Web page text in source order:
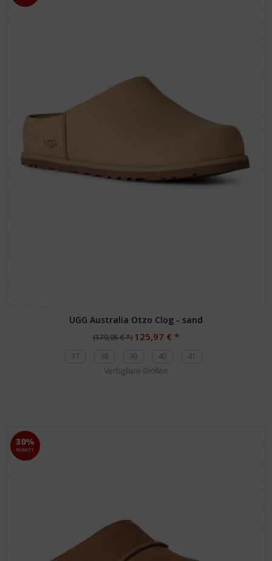
UGG Australia Otzo Clog - sand
(179,95 € *) 125,97 € *
37 38 39 40
41
Verfügbare Größen
30%
RABATT